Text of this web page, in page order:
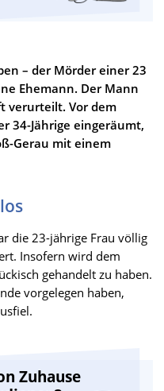
– der Mörder einer 23
Ehemann. Der Mann
verurteilt. Vor dem
34-Jährige eingeräumt,
Gerau mit einem
die 23-jährige Frau völlig
Insofern wird dem
gehandelt zu haben.
vorgelegen haben,
Zuhause